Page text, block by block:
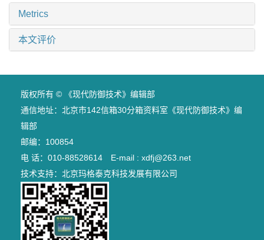
Metrics
本文评价
版权所有 © 《现代防御技术》编辑部
通信地址：北京市142信箱30分箱资料室《现代防御技术》编
辑部
邮编：100854
电 话：010-88528614 E-mail : xdfj@263.net
技术支持： 北京玛格泰克科技发展有限公司